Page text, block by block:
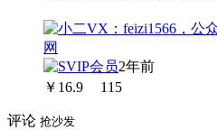
2年前
￥ 16.9 115
评论 抢沙发